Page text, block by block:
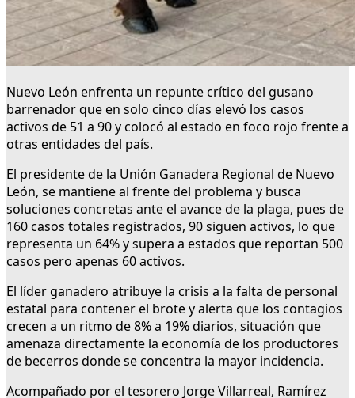
Nuevo León enfrenta un repunte crítico del gusano
barrenador que en solo cinco días elevó los casos
activos de 51 a 90 y colocó al estado en foco rojo frente a
otras entidades del país.
El presidente de la Unión Ganadera Regional de Nuevo
León, se mantiene al frente del problema y busca
soluciones concretas ante el avance de la plaga, pues de
160 casos totales registrados, 90 siguen activos, lo que
representa un 64% y supera a estados que reportan 500
casos pero apenas 60 activos.
El líder ganadero atribuye la crisis a la falta de personal
estatal para contener el brote y alerta que los contagios
crecen a un ritmo de 8% a 19% diarios, situación que
amenaza directamente la economía de los productores
de becerros donde se concentra la mayor incidencia.
Acompañado por el tesorero Jorge Villarreal, Ramírez